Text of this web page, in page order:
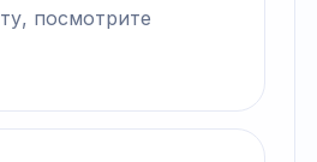
посмотрите